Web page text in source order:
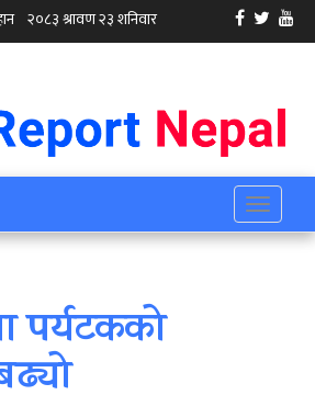
Toggle
पर्यटकको